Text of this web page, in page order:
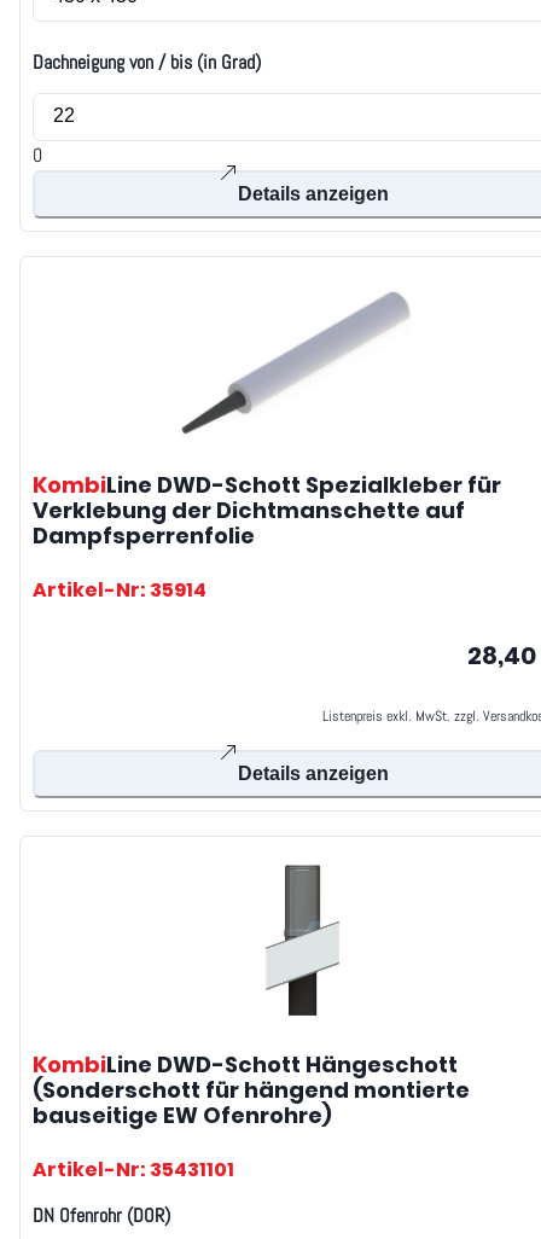
Dachneigung von / bis (in Grad)
0
Details anzeigen
KombiLine DWD-Schott Spezialkleber für
Verklebung der Dichtmanschette auf
Dampfsperrenfolie
Artikel-Nr: 35914
Listenpreis exkl. MwSt. zzgl.
Details anzeigen
KombiLine DWD-Schott Hängeschott
(Sonderschott für hängend montierte
bauseitige EW Ofenrohre)
Artikel-Nr: 35431101
DN Ofenrohr (DOR)